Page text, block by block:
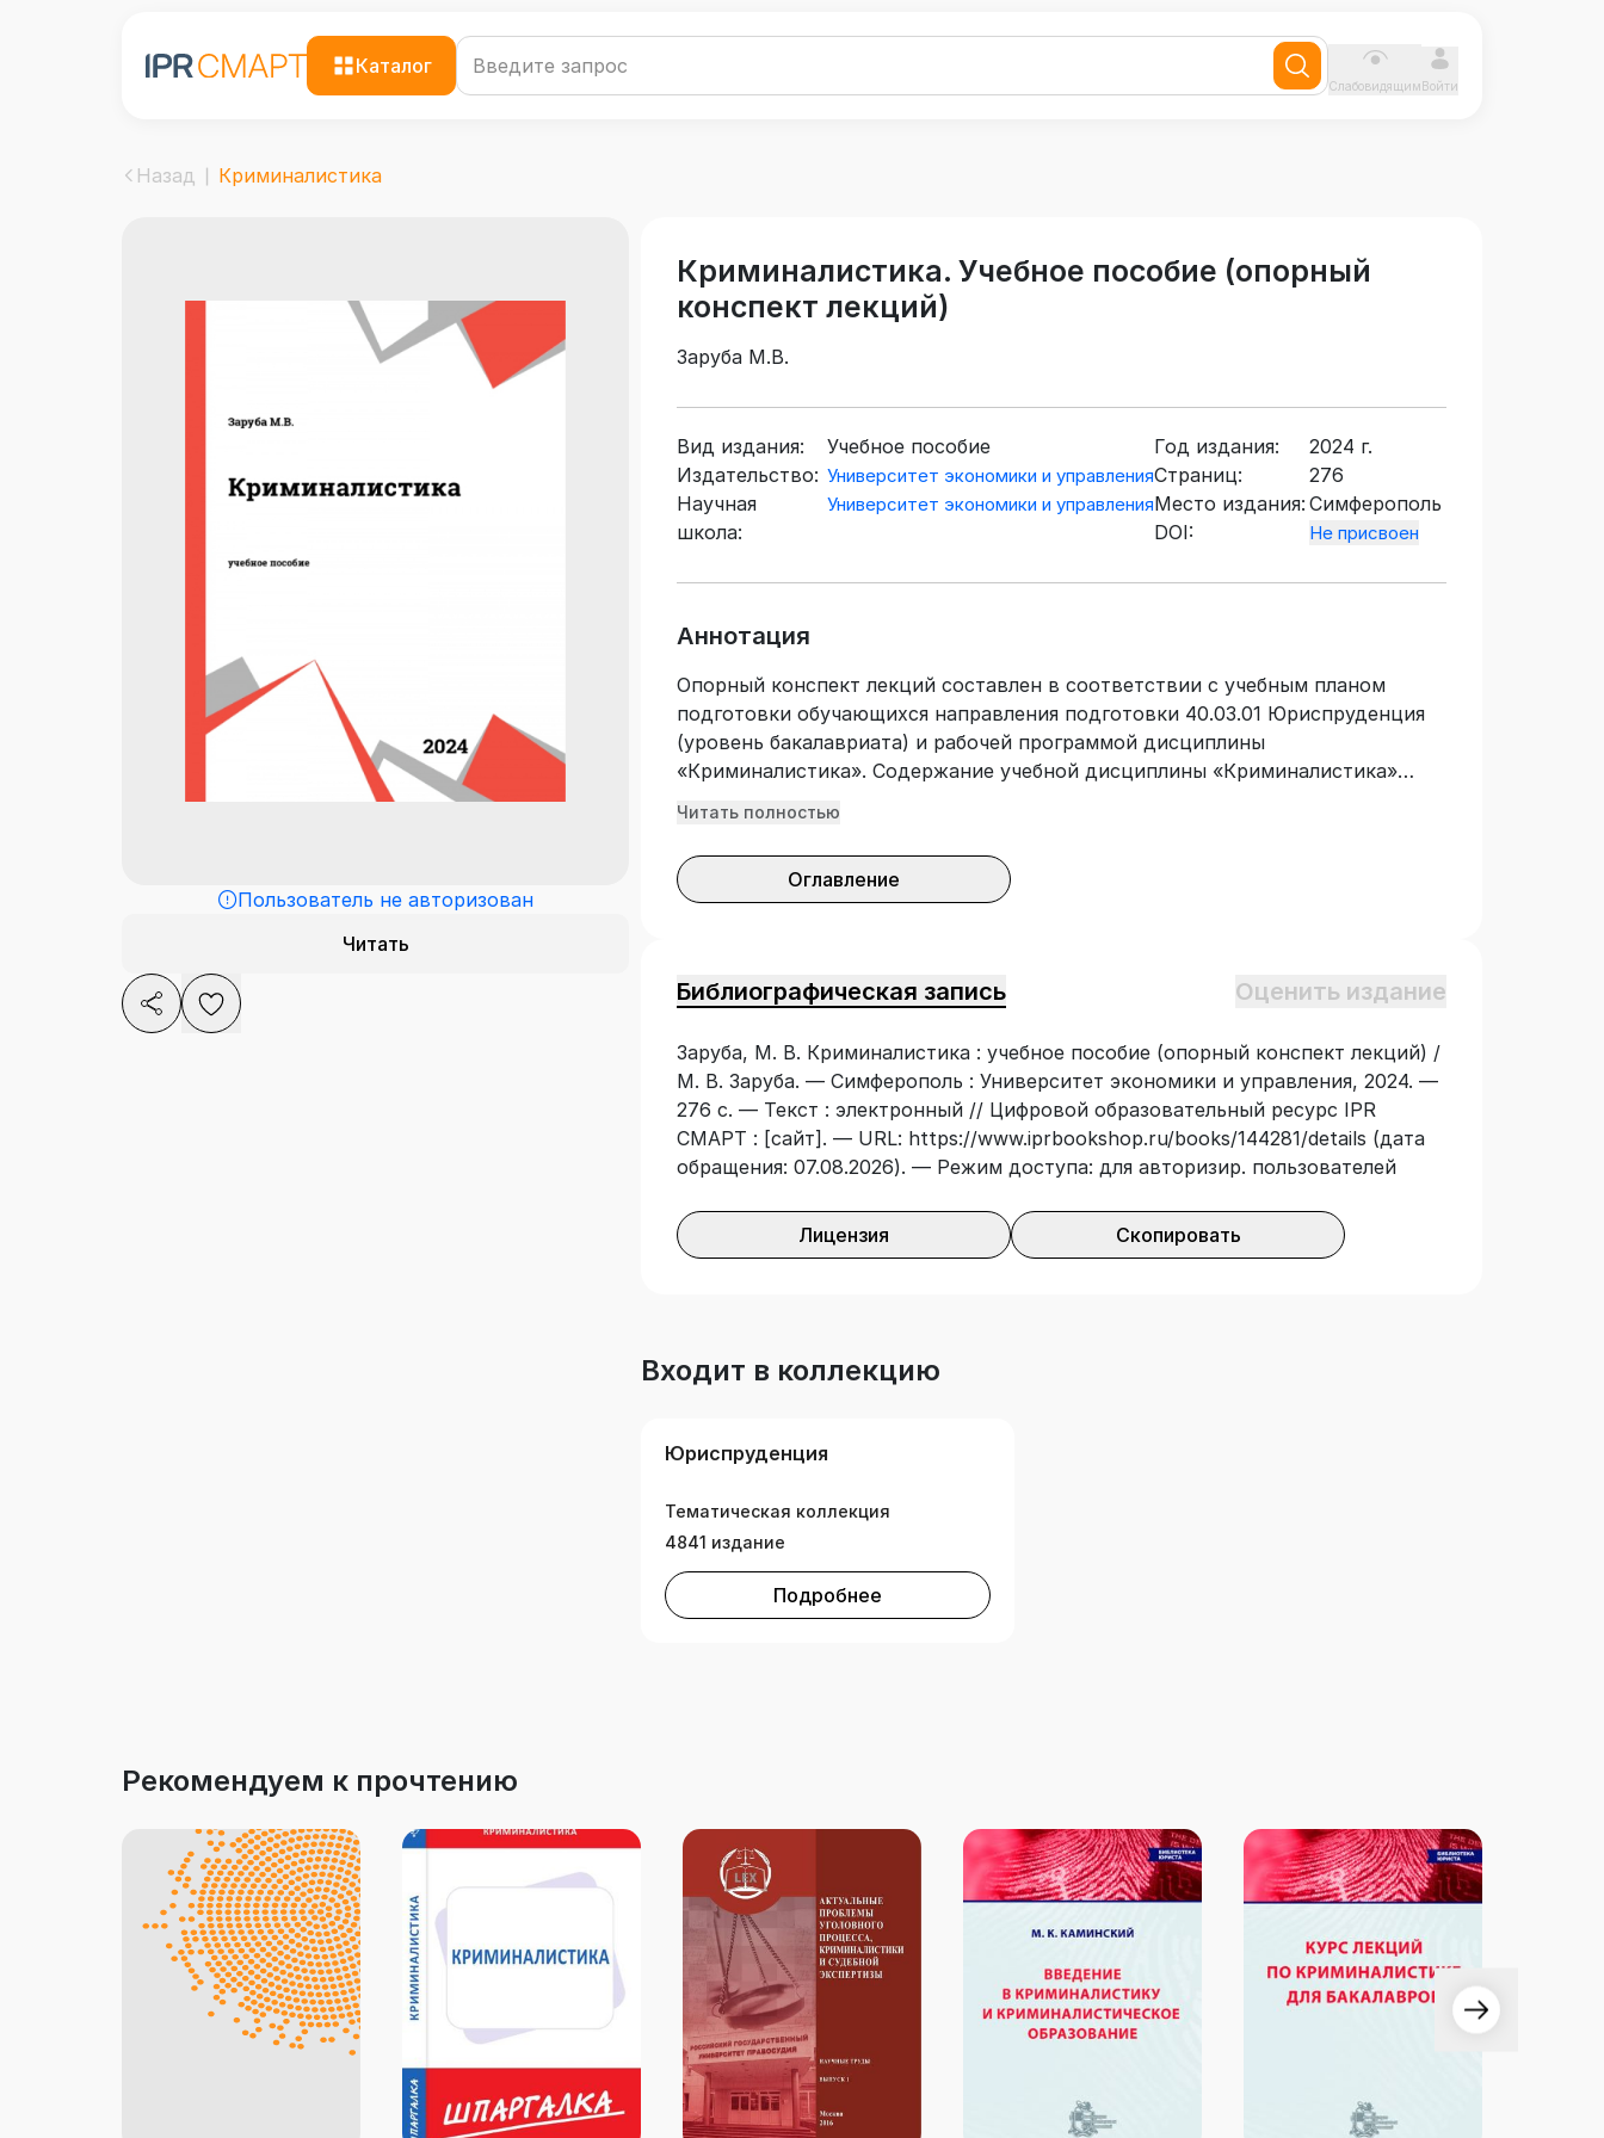
Каталог
СлабовидящимВойти
Назад Криминалистика
Пользователь не авторизован
Читать
Криминалистика. Учебное пособие (опорный
конспект лекций)
Заруба М.В.
Вид издания:
Учебное пособие
Издательство: Университет экономики и управления
Научная
школа:
Университет экономики и управления
Год издания:
2024 г.
Страниц:
276
Место издания: Симферополь
DOI:
Не присвоен
Аннотация
Опорный конспект лекций составлен в соответствии с учебным планом
подготовки обучающихся направления подготовки 40.03.01 Юриспруденция
(уровень бакалавриата) и рабочей программой дисциплины
«Криминалистика». Содержание учебной дисциплины «Криминалистика»
направлено на развитие знаний, умений и навыков обучающихся в области
ПК-6. Способен применять нормы материального и процессуального права
при решении задач профессиональной деятельности. Опорный конспект
формы обучения.
Читать полностью
Оглавление
Библиографическая запись Оценить издание
Заруба, М. В. Криминалистика : учебное пособие (опорный конспект лекций) /
М. В. Заруба. — Симферополь : Университет экономики и управления, 2024. —
276 с. — Текст : электронный // Цифровой образовательный ресурс IPR
СМАРТ : [сайт]. — URL: https://www.iprbookshop.ru/books/144281/details (дата
обращения: 07.08.2026). — Режим доступа: для авторизир. пользователей
Лицензия Скопировать
Входит в коллекцию
Юриспруденция
Тематическая коллекция
4841 издание
Подробнее
Рекомендуем к прочтению